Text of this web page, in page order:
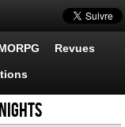
Revues